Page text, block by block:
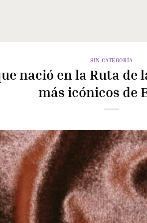
SIN CATEGORÍA
nació en la Ruta de
más icónicos de